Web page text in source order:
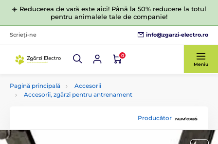
☀️ Reducerea de vară este aici! Până la 50% reducere la totul
pentru animalele tale de companie!
Scrieți-ne info@zgarzi-electro.ro
0
Meniu
Pagină principală
Accesorii
Accesorii, zgărzi pentru antrenament
Producător